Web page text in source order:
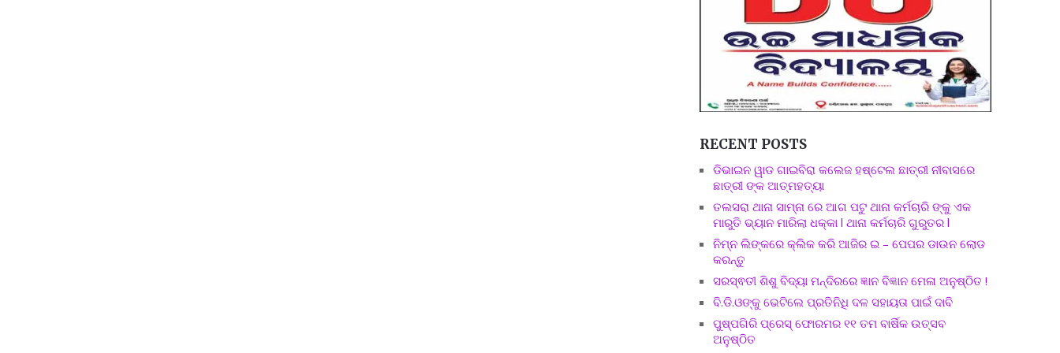
RECENT POSTS
ଡିଭାଇନ ୱାଡ ଗାଇବିରା କଲେଜ ହଷ୍ଟେଲ ଛାତ୍ରୀ ନୀବାସରେ
ଛାତ୍ରୀ ଙ୍କ ଆତ୍ମହତ୍ୟା
ତଲସରା ଥାନା ସାମ୍ନା ରେ ଆଗ ପଟୁ ଥାନା କର୍ମଚାରି ଙ୍କୁ ଏକ
ମାରୁତି ଭ୍ୟାନ ମାରିଲା ଧକ୍କା l ଥାନା କର୍ମଚାରି ଗୁରୁତର l
ନିମ୍ନ ଲିଙ୍କରେ କ୍ଲିକ କରି ଆଜିର ଇ – ପେପର ଡାଉନ ଲୋଡ
କରନ୍ତୁ
ସରସ୍ଵତୀ ଶିଶୁ ବିଦ୍ୟା ମନ୍ଦିରରେ ଜ୍ଞାନ ବିଜ୍ଞାନ ମେଳା ଅନୁଷ୍ଠିତ !
ବି.ଡି.ଓଙ୍କୁ ଭେଟିଲେ ପ୍ରତିନିଧି ଦଳ ସହାୟତା ପାଇଁ ଦାବି
ପୁଷ୍ପଗିରି ପ୍ରେସ୍ ଫୋରମର ୧୧ ତମ ବାର୍ଷିକ ଉତ୍ସବ
ଅନୁଷ୍ଠିତ